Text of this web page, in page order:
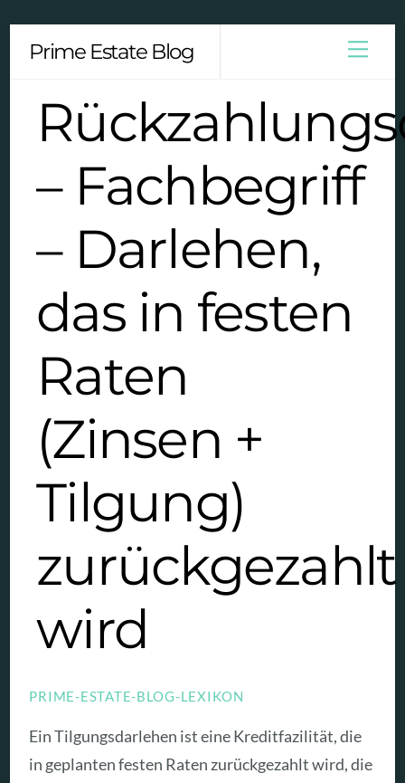
Prime Estate Blog
– Fachbegriff
– Darlehen,
das in festen
Raten
(Zinsen +
Tilgung)
zurückgezahlt
wird
PRIME-ESTATE-BLOG-LEXIKON
Ein Tilgungsdarlehen ist eine Kreditfazilität, die
in geplanten festen Raten zurückgezahlt wird, die